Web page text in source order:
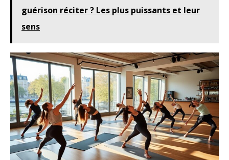
guérison réciter ? Les plus puissants et leur
sens